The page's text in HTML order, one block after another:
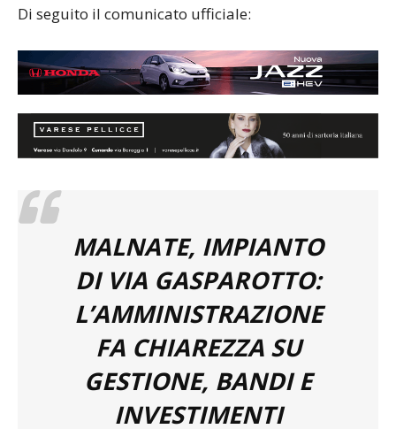
Di seguito il comunicato ufficiale:
MALNATE, IMPIANTO
DI VIA GASPAROTTO:
L’AMMINISTRAZIONE
FA CHIAREZZA SU
GESTIONE, BANDI E
INVESTIMENTI